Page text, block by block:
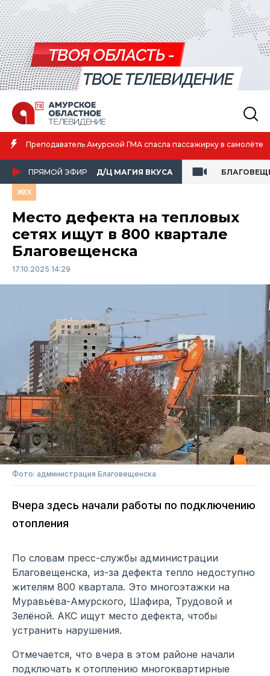
Преподаватель Амурской ГМА спасла пассажирку в самолёте
ПРЯМОЙ ЭФИР Д/Ц МАГИЯ ВКУСА
ЖКХ
Место дефекта на тепловых
сетях ищут в 800 квартале
Благовещенска
17.10.2025 14:29
Фото: администрация Благовещенска
Вчера здесь начали работы по подключению
отопления
По словам пресс-службы администрации
Благовещенска, из-за дефекта тепло недоступно
жителям 800 квартала. Это многоэтажки на
Муравьёва-Амурского, Шафира, Трудовой и
Зелёной. АКС ищут место дефекта, чтобы
устранить нарушения.
Отмечается, что вчера в этом районе начали
подключать к отоплению многоквартирные